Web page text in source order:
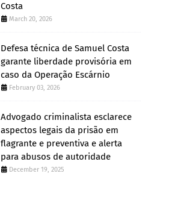
Costa
March 20, 2026
Defesa técnica de Samuel Costa
garante liberdade provisória em
caso da Operação Escárnio
February 03, 2026
Advogado criminalista esclarece
aspectos legais da prisão em
flagrante e preventiva e alerta
para abusos de autoridade
December 19, 2025